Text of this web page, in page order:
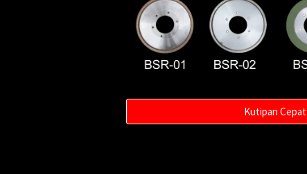
Kutipan Cepat